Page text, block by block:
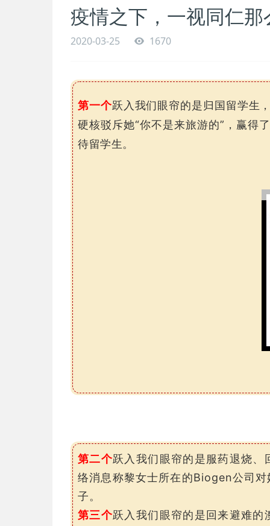
疫情之下，一视同仁那
2020-03-25 1670
第一个跃入我们眼帘的是归国留学生
硬核驳斥她“你不是来旅游的”，赢得
待留学生。
第二个跃入我们眼帘的是服药退烧
络消息称黎女士所在的Biogen公司
子。
第三个跃入我们眼帘的是回来避难